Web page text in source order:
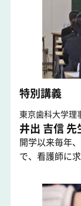
特別講義
東京歯科大学理
井出 吉信 先
開学以来毎年
で、看護師に